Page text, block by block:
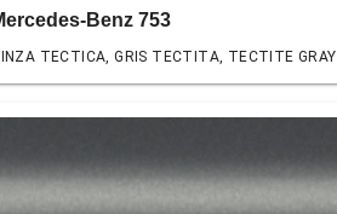
Benz 753
TECTICA, GRIS TECTITA, TECTITE GRAY